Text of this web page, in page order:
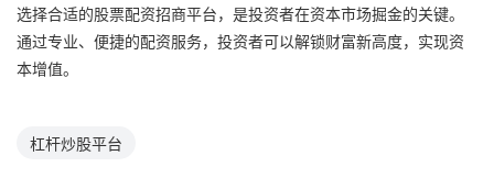
选择合适的股票配资招商平台，是投资者在资本市场掘金的关键。
通过专业、便捷的配资服务，投资者可以解锁财富新高度，实现资
本增值。
杠杆炒股平台